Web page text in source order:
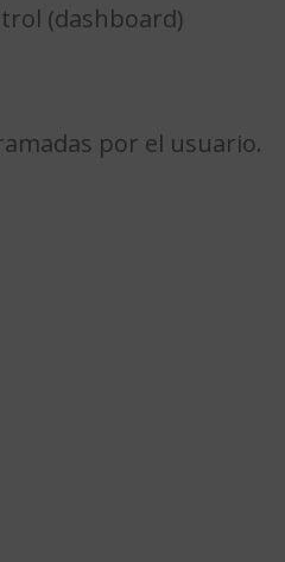
(dashboard)
por el usuario.